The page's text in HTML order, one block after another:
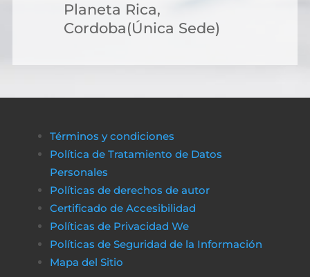
Planeta Rica,
Cordoba(Única Sede)
Términos y condiciones
Política de Tratamiento de Datos
Personales
Políticas de derechos de autor
Certificado de Accesibilidad
Políticas de Privacidad We
Políticas de Seguridad de la Información
Mapa del Sitio